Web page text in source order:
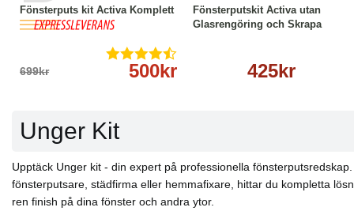
Fönsterputs kit Activa Komplett
699kr 500kr
Fönsterputskit Activa utan
Glasrengöring och Skrapa
425kr
Unger Kit
Upptäck Unger kit - din expert på professionella
fönsterputsare, städfirma eller hemmafixare, hittar du kompletta
ren finish på dina fönster och andra ytor.